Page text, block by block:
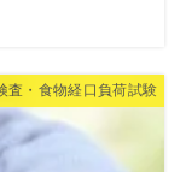
査・食物経口負荷試験